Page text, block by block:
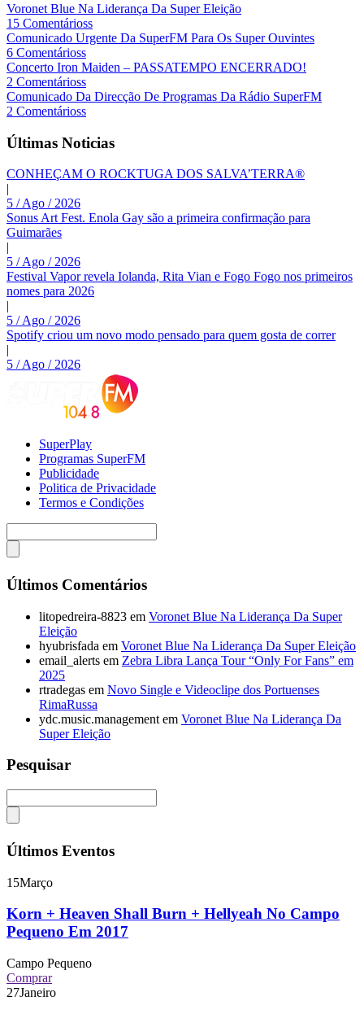
Voronet Blue Na Liderança Da Super Eleição
15 Comentárioss
Comunicado Urgente Da SuperFM Para Os Super Ouvintes
6 Comentárioss
Concerto Iron Maiden – PASSATEMPO ENCERRADO!
2 Comentárioss
Comunicado Da Direcção De Programas Da Rádio SuperFM
2 Comentárioss
Últimas Noticias
CONHEÇAM O ROCKTUGA DOS SALVA’TERRA®
|
5 / Ago / 2026
Sonus Art Fest. Enola Gay são a primeira confirmação para
Guimarães
|
5 / Ago / 2026
Festival Vapor revela Iolanda, Rita Vian e Fogo Fogo nos primeiros
nomes para 2026
|
5 / Ago / 2026
Spotify criou um novo modo pensado para quem gosta de correr
|
5 / Ago / 2026
SuperPlay
Programas SuperFM
Publicidade
Politica de Privacidade
Termos e Condições
Últimos Comentários
litopedreira-8823 em Voronet Blue Na Liderança Da Super
Eleição
hyubrisfada em Voronet Blue Na Liderança Da Super Eleição
email_alerts em Zebra Libra Lança Tour “Only For Fans” em
2025
rtradegas em Novo Single e Videoclipe dos Portuenses
RimaRussa
ydc.music.management em Voronet Blue Na Liderança Da
Super Eleição
Pesquisar
Últimos Eventos
15Março
Korn + Heaven Shall Burn + Hellyeah No Campo
Pequeno Em 2017
Campo Pequeno
Comprar
27Janeiro